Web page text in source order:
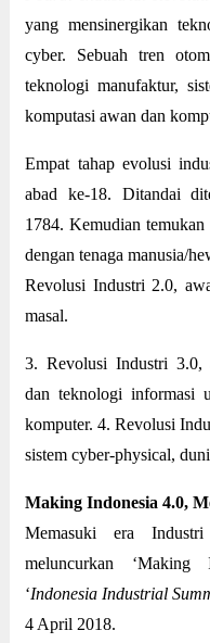
yang mensinergikan
cyber. Sebuah tren
teknologi manufaktur,
komputasi awan dan
Empat tahap evolusi
abad ke-18. Ditandai
1784. Kemudian temukan
dengan tenaga manusia/
Revolusi Industri 2.0,
masal.
3. Revolusi Industri 3.0,
dan teknologi informasi
komputer. 4. Revolusi
sistem cyber-physical,
Making Indonesia 4.0,
Memasuki era
meluncurkan ‘Making
‘Indonesia Industrial
4 April 2018.